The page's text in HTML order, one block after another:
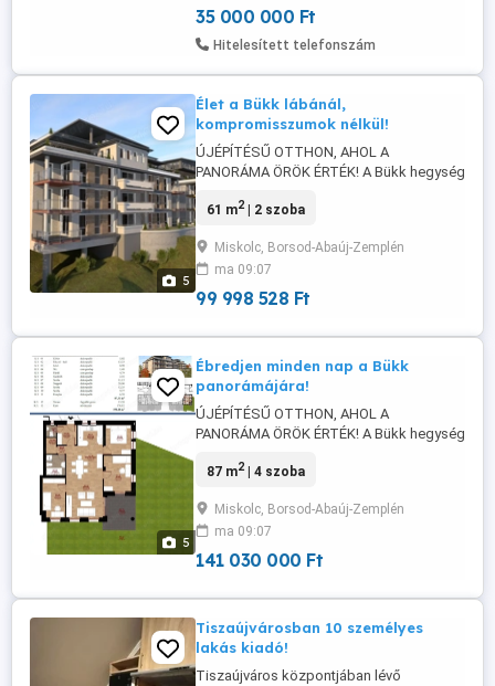
TÁRSASHÁZI LAKÁS SOS - BEN
CENTRUMBAN ...
35 000 000 Ft
Hitelesített telefonszám
5
Élet a Bükk lábánál,
kompromisszumok nélkül!
ÚJÉPÍTÉSŰ OTTHON, AHOL A
PANORÁMA ÖRÖK ÉRTÉK! A Bükk hegység
örökpanorámás lakásokat, ahol a
kényelem tökéletes egyensúlyban van.
Letisztult design, magas műszaki
tartalom, lenyűgöző kilátás egy otthon,
61 m2| 2 szoba
Miskolc, Borsod-Abaúj-Zemplén
ma 09:07
99 998 528 Ft
5
Ébredjen minden nap a Bükk
panorámájára!
ÚJÉPÍTÉSŰ OTTHON, AHOL A
PANORÁMA ÖRÖK ÉRTÉK! A Bükk hegység
örökpanorámás lakásokat, ahol a
kényelem tökéletes egyensúlyban van.
Letisztult design, magas műszaki
tartalom, lenyűgöző kilátás egy otthon,
87 m2| 4 szoba
Miskolc, Borsod-Abaúj-Zemplén
ma 09:07
141 030 000 Ft
Tiszaújvárosban 10 személyes
lakás kiadó!
Tiszaújváros központjában lévő